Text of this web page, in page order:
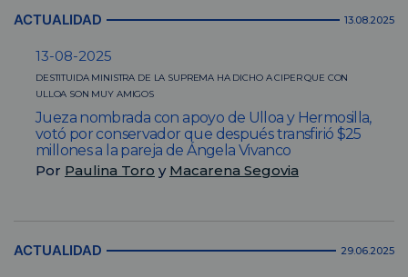
ACTUALIDAD 13.08.2025
13-08-2025
DESTITUIDA MINISTRA DE LA SUPREMA HA DICHO A CIPER QUE CON
ULLOA SON MUY AMIGOS
Jueza nombrada con apoyo de Ulloa y Hermosilla,
votó por conservador que después transfirió $25
millones a la pareja de Ángela Vivanco
Por Paulina Toro y Macarena Segovia
ACTUALIDAD 29.06.2025